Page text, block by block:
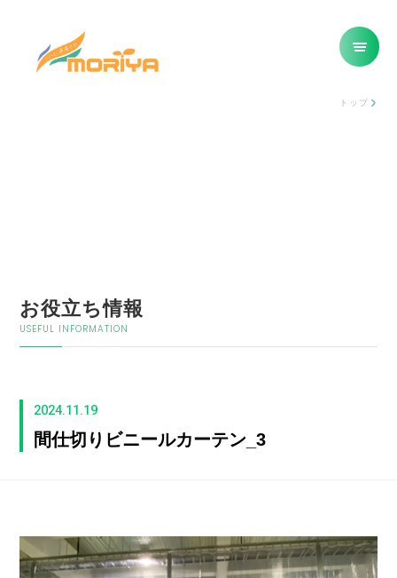
トップ
お役立ち情報
USEFUL INFORMATION
2024.11.19
間仕切りビニールカーテン_3